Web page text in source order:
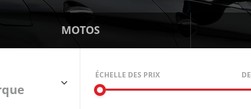
MOTOS
ÉCHELLE DES PRIX DE